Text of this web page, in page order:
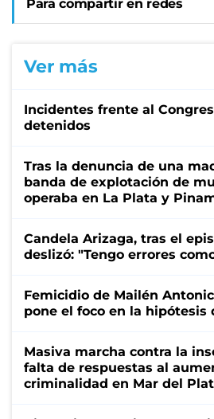
Para compartir en redes
Ver más
Incidentes frente al
detenidos
Tras la denuncia de una
banda de explotación de
operaba en La Plata y
Candela Arizaga, tras el
deslizó: "Tengo errores
Femicidio de Mailén
pone el foco en la hipótesis
Masiva marcha contra la
falta de respuestas al
criminalidad en Mar del